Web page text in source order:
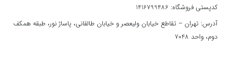
کدپستی فروشگاه: 1416799486
آدرس: تهران – تقاطع خیابان ولیعصر و خیابان طالقانی، پاساژ نور، طبقه همکف
دوم، واحد 7048